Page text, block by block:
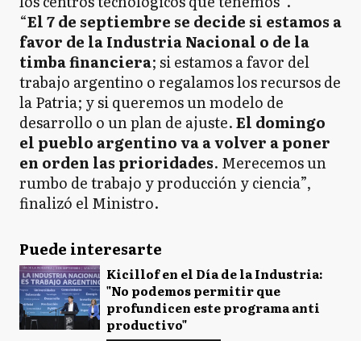
“El 7 de septiembre se decide si estamos a
favor de la Industria Nacional o de la
timba financiera; si estamos a favor del
trabajo argentino o regalamos los recursos de
la Patria; y si queremos un modelo de
desarrollo o un plan de ajuste.El domingo
el pueblo argentino va a volver a poner
en orden las prioridades. Merecemos un
rumbo de trabajo y producción y ciencia”,
finalizó el Ministro.
Puede interesarte
Kicillof en el Día de la Industria:
"No podemos permitir que
profundicen este programa anti
productivo"